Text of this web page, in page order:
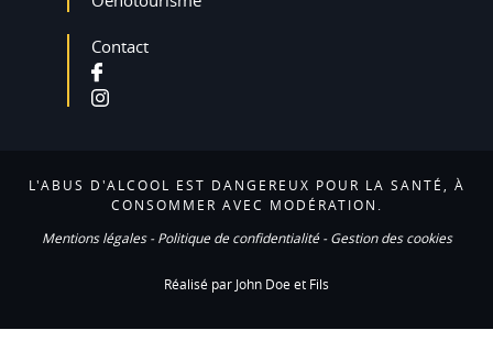
Contact
L'ABUS D'ALCOOL EST DANGEREUX POUR LA SANTÉ, À
CONSOMMER AVEC MODÉRATION.
Mentions légales-Politique de confidentialité-Gestion des cookies
Réalisé par John Doe et Fils